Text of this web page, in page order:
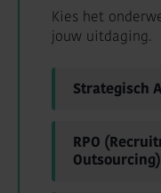
Kies het
jouw uitdaging.
Strategisch
RPO
Outsourcing)